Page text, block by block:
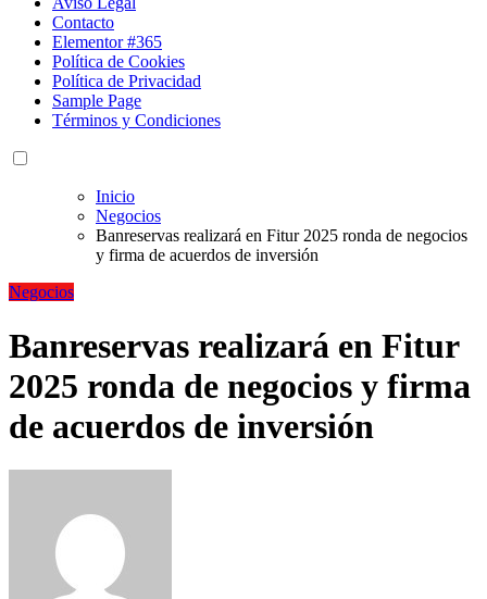
Contacto
Elementor #365
Política de Cookies
Política de Privacidad
Sample Page
Términos y Condiciones
Inicio
Negocios
Banreservas realizará en Fitur 2025 ronda de negocios
y firma de acuerdos de inversión
Negocios
Banreservas realizará en Fitur
2025 ronda de negocios y firma
de acuerdos de inversión